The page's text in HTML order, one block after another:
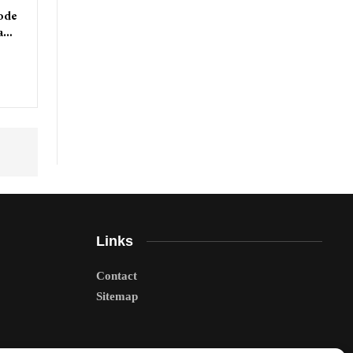
Links
Contact
Sitemap